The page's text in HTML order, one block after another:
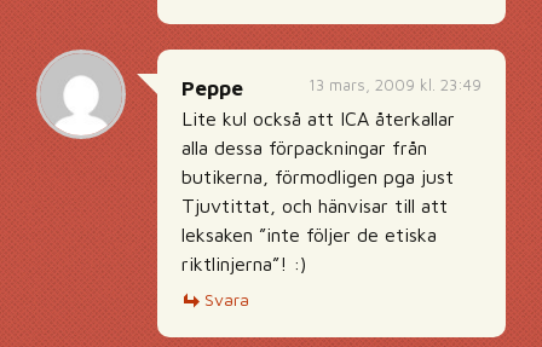
13 mars, 2009 kl. 23:49
Peppe
Lite kul också att ICA återkallar
alla dessa förpackningar från
butikerna, förmodligen pga just
Tjuvtittat, och hänvisar till att
leksaken ”inte följer de etiska
riktlinjerna”! :)
Svara